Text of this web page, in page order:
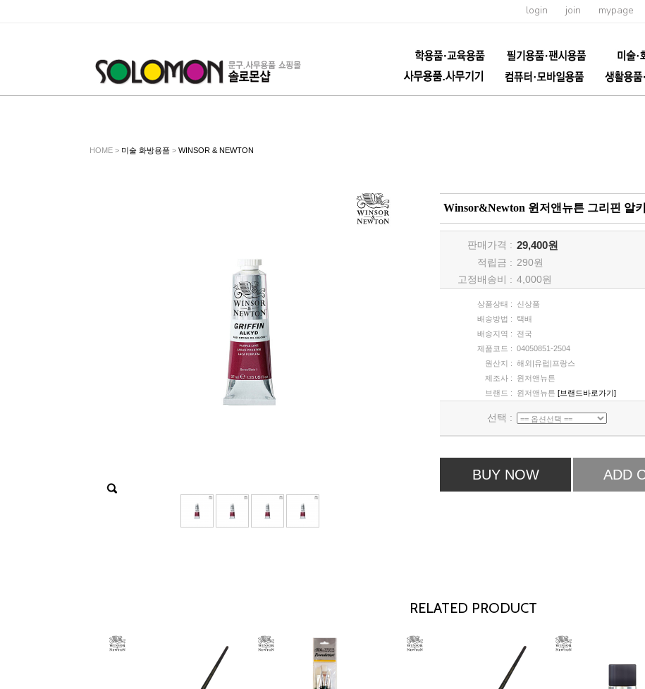
login join mypage
HOME > 미술 화방용품 > WINSOR & NEWTON
Winsor&Newton 윈저앤뉴튼 그리핀 알
판매가격 : 29,400원
적립금 : 290원
고정배송비 : 4,000원
상품상태 :
신상품
배송방법 :
택배
배송지역 :
전국
제품코드 : 04050851-2504
원산지 : 해외|유럽|프랑스
제조사 :
윈저앤뉴튼
브랜드 :
윈저앤뉴튼 [브랜드바로가기]
선택 :
BUY NOW ADD
RELATED PRODUCT